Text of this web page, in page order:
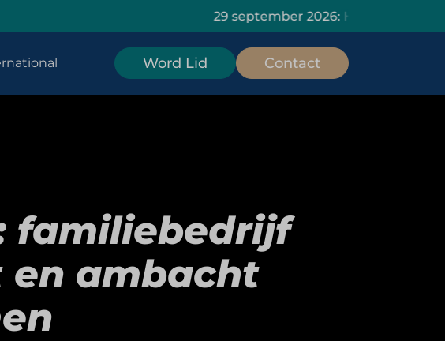
29 september 2026: HOMiES Masterclass
Word Lid Contact
familiebedrijf
ambacht